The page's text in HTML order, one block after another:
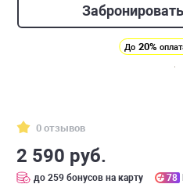
Забронировать
До 20%
0 отзывов
2 590 руб.
до 259 бонусов на карту 78